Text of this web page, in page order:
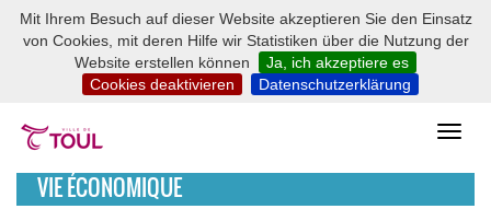
Mit Ihrem Besuch auf dieser Website akzeptieren Sie den Einsatz
von Cookies, mit deren Hilfe wir Statistiken über die Nutzung der
Website erstellen können
Ja, ich akzeptiere es
Cookies deaktivieren
Datenschutzerklärung
VIE ÉCONOMIQUE